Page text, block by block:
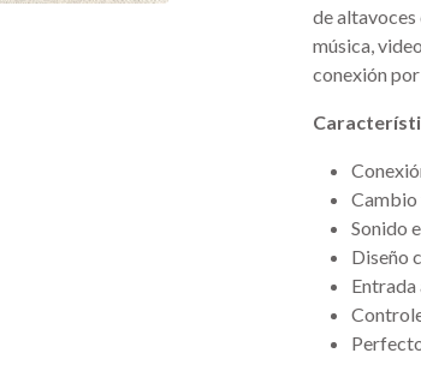
de
música,
conexión
Cambio
Sonido
Diseño
Entrada